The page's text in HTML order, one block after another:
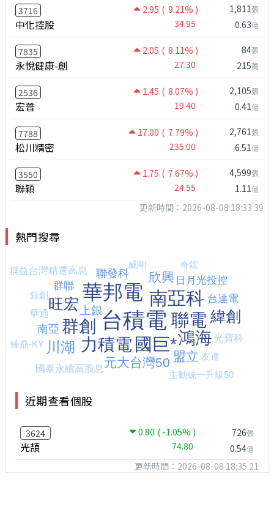
3716 2.95 ( 9.21% )
中化控股 34.95
1,811張
0.63億
7835 2.05 ( 8.11% )
永悅健康-創 27.30
84張
215萬
2536 1.45 ( 8.07% )
宏普 19.40
2,105張
0.41億
7788 17.00 ( 7.79% )
松川精密 235.00
2,761張
6.51億
3550 1.75 ( 7.67% )
聯穎 24.55
4,599張
1.11億
更新時間：2026-08-08 18:33:39
熱門搜尋
近期查看個股
3624 0.80 ( -1.05% )
光頡 74.80
726張
0.54億
更新時間：2026-08-08 18:35:21